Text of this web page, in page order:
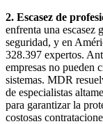
2. Escasez de
enfrenta una escasez
seguridad, y en
328.397 expertos.
empresas no pueden
sistemas. MDR
de especialistas
para garantizar la
costosas